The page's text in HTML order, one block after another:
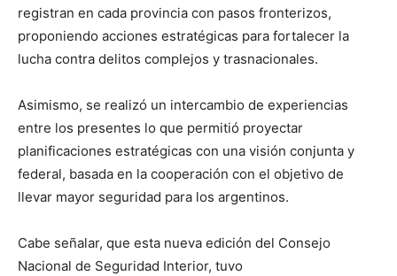
registran en cada provincia con pasos fronterizos,
proponiendo acciones estratégicas para fortalecer la
lucha contra delitos complejos y trasnacionales.
Asimismo, se realizó un intercambio de experiencias
entre los presentes lo que permitió proyectar
planificaciones estratégicas con una visión conjunta y
federal, basada en la cooperación con el objetivo de
llevar mayor seguridad para los argentinos.
Cabe señalar, que esta nueva edición del Consejo
Nacional de Seguridad Interior, tuvo